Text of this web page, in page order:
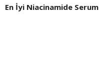
En İyi Niacinamide Serum